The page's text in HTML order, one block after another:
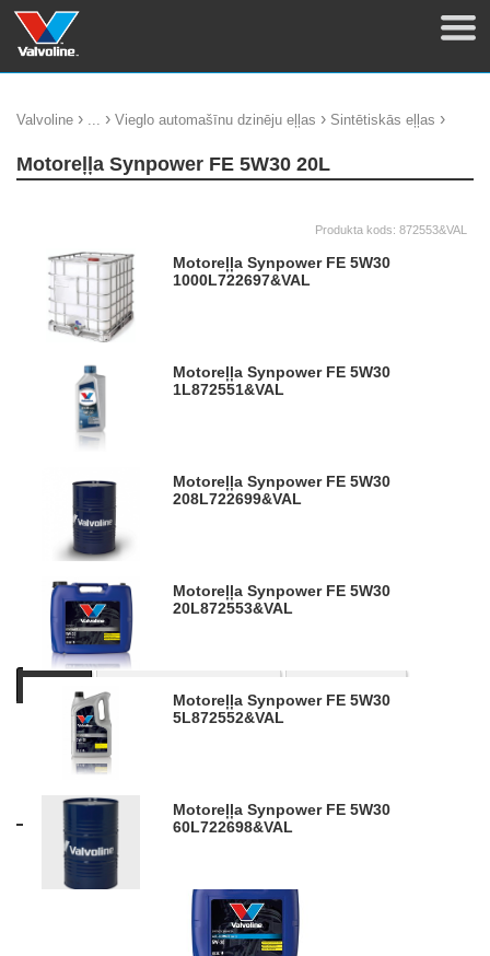
Valvoline › ... › Vieglo automašīnu dzinēju eļļas › Sintētiskās eļļas ›
Motoreļļa Synpower FE 5W30 20L
Produkta kods: 872553&VAL
Motoreļļa Synpower FE 5W30
1000L722697&VAL
Motoreļļa Synpower FE 5W30
1L872551&VAL
Motoreļļa Synpower FE 5W30
208L722699&VAL
Motoreļļa Synpower FE 5W30
20L872553&VAL
Motoreļļa Synpower FE 5W30
5L872552&VAL
Motoreļļa Synpower FE 5W30
60L722698&VAL
Attēliem un video ir ilustratīvs raksturs.
Līdzīgi produkti